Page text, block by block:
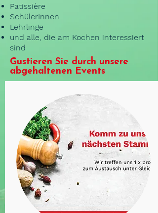
Patissière
SchülerInnen
Lehrlinge
und alle, die am Kochen interessiert
sind
Gustieren Sie durch unsere
abgehaltenen Events